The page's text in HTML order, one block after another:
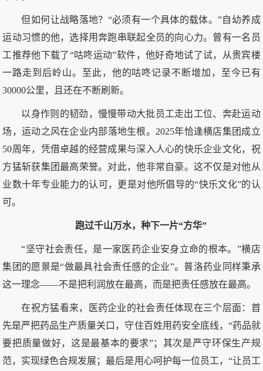
但如何让战略落地？“必须有一个具体的载体。”自幼养成
运动习惯的他，选择用奔跑串联起全员的向心力。曾有一名员
工推荐他下载了“咕咚运动”软件，他好奇地试了试，从贵宾楼
一路走到后岭山。至此，他的咕咚记录不断增加，至今已有
30000公里，且还在不断刷新。
以身作则的韧劲，慢慢带动大批员工走出工位、奔赴运动
场，运动之风在企业内部落地生根。2025年恰逢横店集团成立
50周年，凭借卓越的经营成果与深入人心的快乐企业文化，祝
方猛斩获集团最高荣誉。对此，他非常自豪。这不仅是对他从
业数十年专业能力的认可，更是对他所倡导的“快乐文化”的认
可。
跑过千山万水，种下一片“方华”
“坚守社会责任，是一家医药企业安身立命的根本。”横店
集团的愿景是“做最具社会责任感的企业”。普洛药业同样秉承
这一理念——不是把利润放在最高，而是把责任感放在最高。
在祝方猛看来，医药企业的社会责任体现在三个层面：首
先是严把药品生产质量关口，守住百姓用药安全底线，“药品就
要把质量做好，这是最基本的要求”；其次是严守环保生产规
范，实现绿色合规发展；最后是用心呵护每一位员工，“让员工